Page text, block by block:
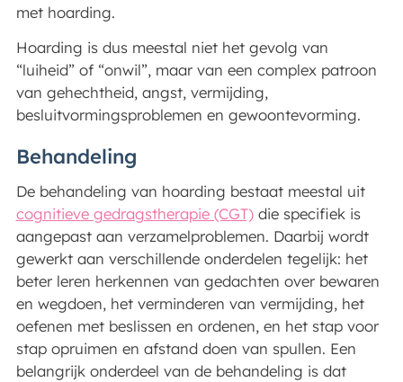
met hoarding.
Hoarding is dus meestal niet het gevolg van
“luiheid” of “onwil”, maar van een complex patroon
van gehechtheid, angst, vermijding,
besluitvormingsproblemen en gewoontevorming.
Behandeling
De behandeling van hoarding bestaat meestal uit
cognitieve gedragstherapie (CGT)die specifiek is
aangepast aan verzamelproblemen. Daarbij wordt
gewerkt aan verschillende onderdelen tegelijk: het
beter leren herkennen van gedachten over bewaren
en wegdoen, het verminderen van vermijding, het
oefenen met beslissen en ordenen, en het stap voor
stap opruimen en afstand doen van spullen. Een
belangrijk onderdeel van de behandeling is dat